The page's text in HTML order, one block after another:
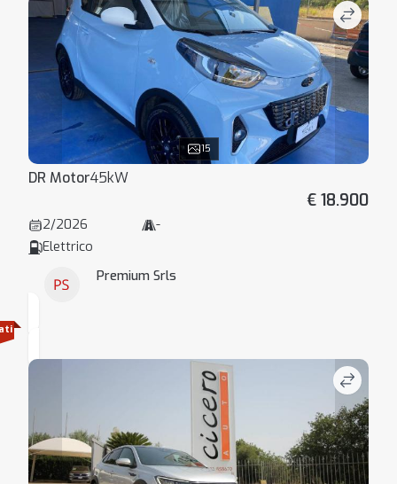
15
DR Motor45kW
€ 18.900
2/2026
-
Elettrico
Premium Srls